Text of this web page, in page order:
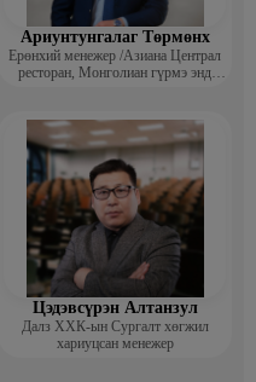
Ариунтунгалаг Төрмөнх
Ерөнхий менежер /Азиана Централ
ресторан, Монголиан гүрмэ энд
Цэдэвсүрэн Алтанзул
Далз ХХК-ын Сургалт хөгжил
хариуцсан менежер